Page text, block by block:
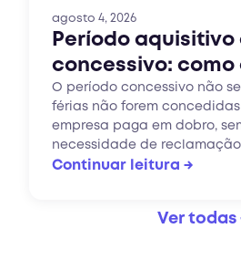
agosto 4, 2026
Período aquisitivo
concessivo:
O período concessivo não
férias não forem
empresa paga em dobro,
necessidade de
Continuar leitura →
Ver todas